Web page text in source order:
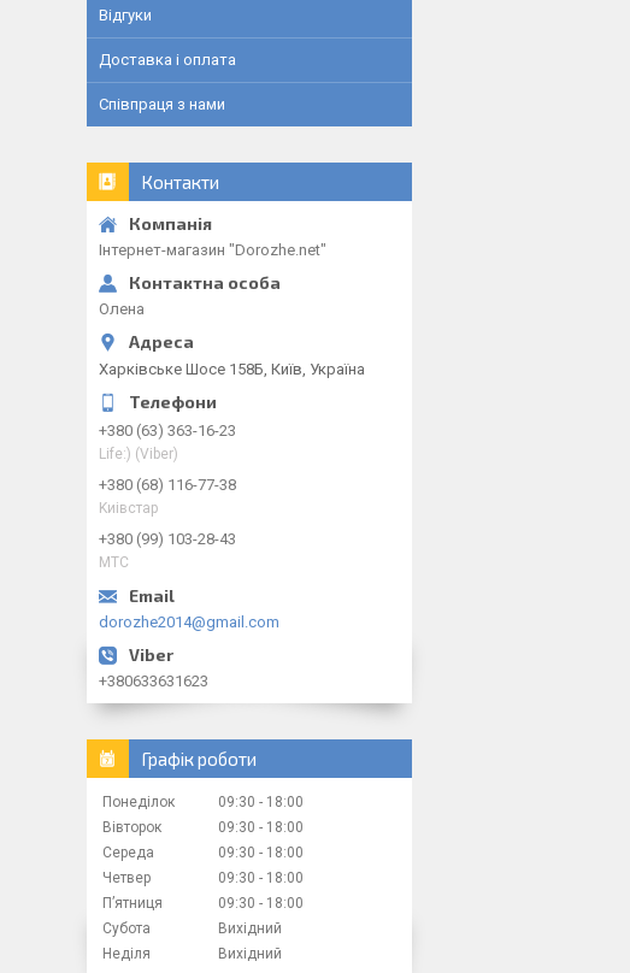
Відгуки
Доставка і оплата
Співпраця з нами
Контакти
Інтернет-магазин "Dorozhe.net"
Олена
Харківське Шосе 158Б, Київ, Україна
+380 (63) 363-16-23
Life:) (Viber)
+380 (68) 116-77-38
Kиiвcтap
+380 (99) 103-28-43
МТС
dorozhe2014@gmail.com
+380633631623
Графік роботи
Понеділок 09:30
18:00
Вівторок
09:30
18:00
Середа
09:30
18:00
Четвер
09:30
18:00
Пʼятниця
09:30
18:00
Субота
Вихідний
Неділя
Вихідний